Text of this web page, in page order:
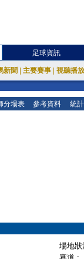
足球資訊
新聞 主要賽事 視聽播
分場表 參考資料 統
場地